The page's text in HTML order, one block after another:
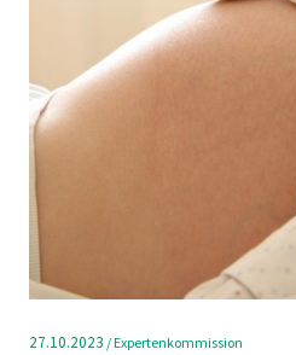
27.10.2023 /Expertenkommission